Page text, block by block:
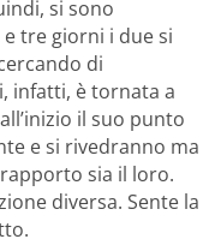
si sono
tre giorni i due si
di
infatti, è tornata a
il suo punto
e si rivedranno ma
sia il loro.
diversa. Sente la